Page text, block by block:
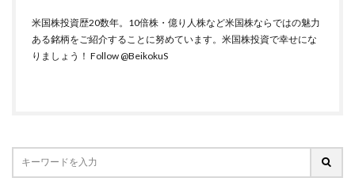
米国株投資歴20数年。10倍株・億り人株など米国株ならではの魅力
ある銘柄をご紹介することに努めています。米国株投資で幸せにな
りましょう！ Follow @BeikokuS